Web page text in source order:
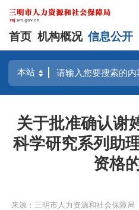
首页 机构概况 信息公开
关于批准确认谢
科学研究系列助
资格
来源：三明市人力资源和社会保障局